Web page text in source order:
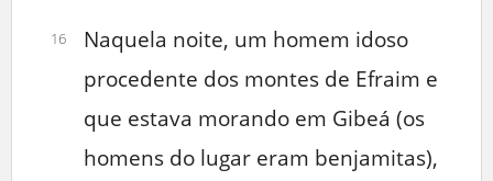
16
Naquela noite, um homem idoso
procedente dos montes de Efraim e
que estava morando em Gibeá (os
homens do lugar eram benjamitas),